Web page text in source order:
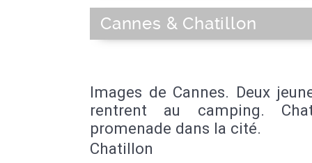
Cannes & Chatillon
Images de Cannes. Deux
rentrent au camping.
promenade dans la cité.
Chatillon